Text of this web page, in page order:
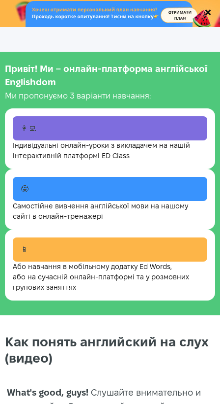
.
Привіт! Ми – онлайн-платформа англійської
Englishdom
Ми пропонуємо 3 варіанти навчання:
👩‍💻
Індивідуальні онлайн-уроки з викладачем на нашій
інтерактивній платформі ED Class
🤓
Самостійне вивчення англійської мови на нашому
сайті в онлайн-тренажері
📱
Або навчання в мобільному додатку Ed Words,
або на сучасній онлайн-платформі та у розмовних
групових заняттях
Как понять английский на слух
(видео)
What's good, guys! Слушайте внимательно и